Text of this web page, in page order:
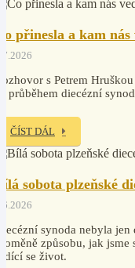
přinesla a kam nás
s Petrem
průběhem diecézní
ČÍST DÁL
sobota plzeňské
synoda nebyla jen
způsobu, jak
se život.